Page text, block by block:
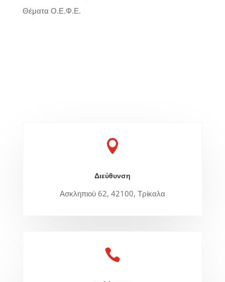
Θέματα Ο.Ε.Φ.Ε.

Διεύθυνση
Ασκληπιού 62, 42100, Τρίκαλα
